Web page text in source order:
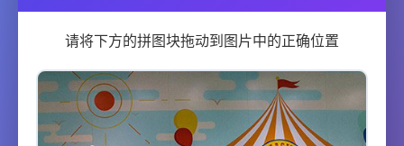
请将下方的拼图块拖动到图片中的正确位置